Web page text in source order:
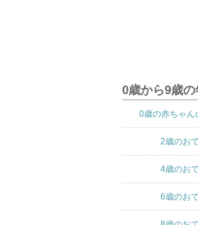
0歳から9歳
0歳の赤ちゃん
2歳のお
4歳のお
6歳のお